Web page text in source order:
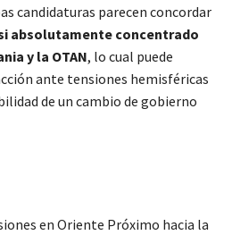
candidaturas parecen concordar
absolutamente concentrado
y la OTAN, lo cual puede
ante tensiones hemisféricas
de un cambio de gobierno
en Oriente Próximo hacia la